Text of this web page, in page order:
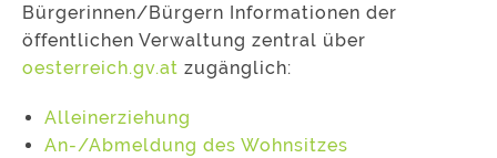
Bürgerinnen/Bürgern Informationen der
öffentlichen Verwaltung zentral über
oesterreich.gv.at zugänglich:
Alleinerziehung
An-/Abmeldung des Wohnsitzes